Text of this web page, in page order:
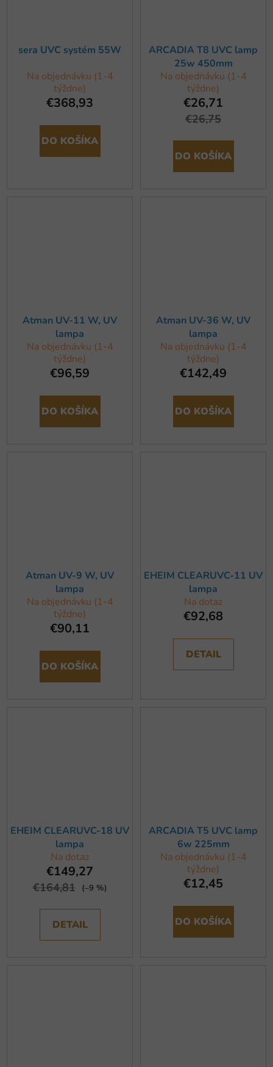
sera UVC systém 55W
Na objednávku (1-4
týždne)
€368,93
DO KOŠÍKA
ARCADIA T8 UVC lamp
25w 450mm
Na objednávku (1-4
týždne)
€26,71
€26,75
DO KOŠÍKA
Atman UV-11 W, UV
lampa
Na objednávku (1-4
týždne)
€96,59
DO KOŠÍKA
Atman UV-36 W, UV
lampa
Na objednávku (1-4
týždne)
€142,49
DO KOŠÍKA
Atman UV-9 W, UV
lampa
Na objednávku (1-4
týždne)
€90,11
DO KOŠÍKA
EHEIM CLEARUVC-11 UV
lampa
Na dotaz
€92,68
DETAIL
EHEIM CLEARUVC-18 UV
lampa
Na dotaz
€149,27
€164,81 (–9 %)
DETAIL
ARCADIA T5 UVC lamp
6w 225mm
Na objednávku (1-4
týždne)
€12,45
DO KOŠÍKA